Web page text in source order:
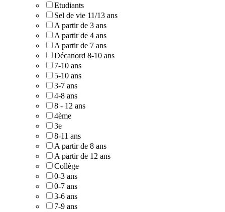
Etudiants
Sel de vie 11/13 ans
A partir de 3 ans
A partir de 4 ans
A partir de 7 ans
Décanord 8-10 ans
7-10 ans
5-10 ans
3-7 ans
4-8 ans
8 - 12 ans
4ème
3e
8-11 ans
A partir de 8 ans
A partir de 12 ans
Collège
0-3 ans
0-7 ans
3-6 ans
7-9 ans